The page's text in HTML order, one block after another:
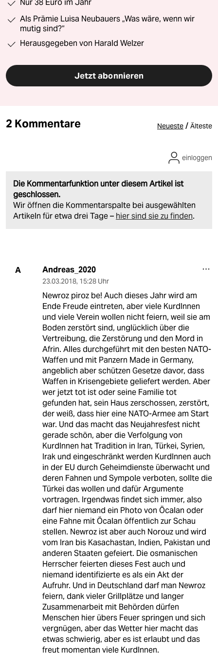
Nur 38 Euro im Jahr
Als Prämie Luisa Neubauers „Was wäre, wenn wir
mutig sind?“
Herausgegeben von Harald Welzer
Jetzt abonnieren
2 Kommentare Neueste / Älteste
Die Kommentarfunktion unter diesem Artikel ist
geschlossen.
Wir öffnen die Kommentarspalte bei ausgewählten
Artikeln für etwa drei Tage – hier sind sie zu finden.
einloggen
A Andreas_2020
23.03.2018, 15:28 Uhr
Newroz piroz be! Auch dieses Jahr wird am
Ende Freude eintreten, aber viele KurdInnen
und viele Verein wollen nicht feiern, weil sie am
Boden zerstört sind, unglücklich über die
Vertreibung, die Zerstörung und den Mord in
Afrin. Alles durchgeführt mit den besten NATO-
Waffen und mit Panzern Made in Germany,
angeblich aber schützen Gesetze davor, dass
Waffen in Krisengebiete geliefert werden. Aber
wer jetzt tot ist oder seine Familie tot
gefunden hat, sein Haus zerschossen, zerstört,
der weiß, dass hier eine NATO-Armee am Start
war. Und das macht das Neujahresfest nicht
gerade schön, aber die Verfolgung von
KurdInnen hat Tradition in Iran, Türkei, Syrien,
Irak und eingeschränkt werden KurdInnen auch
in der EU durch Geheimdienste überwacht und
deren Fahnen und Sympole verboten, sollte die
Türkei das wollen und dafür Argumente
vortragen. Irgendwas findet sich immer, also
darf hier niemand ein Photo von Öcalan oder
eine Fahne mit Öcalan öffentlich zur Schau
stellen. Newroz ist aber auch Norouz und wird
vom Iran bis Kasachastan, Indien, Pakistan und
anderen Staaten gefeiert. Die osmanischen
Herrscher feierten dieses Fest auch und
niemand identifizierte es als ein Akt der
Aufruhr. Und in Deutschland darf man Newroz
feiern, dank vieler Grillplätze und langer
Zusammenarbeit mit Behörden dürfen
Menschen hier übers Feuer springen und sich
vergnügen, aber das Wetter hier macht das
etwas schwierig, aber es ist erlaubt und das
freut momentan viele KurdInnen.